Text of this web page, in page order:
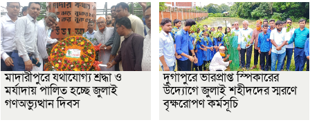
মাদারীপুরে যথাযোগ্য শ্রদ্ধা ও
মর্যাদায় পালিত হচ্ছে জুলাই
গণঅভ্যুত্থান দিবস
দুর্গাপুরে ভারপ্রাপ্ত স্পিকারের
উদ্যোগে জুলাই শহীদদের স্মরণে
বৃক্ষরোপণ কর্মসূচি